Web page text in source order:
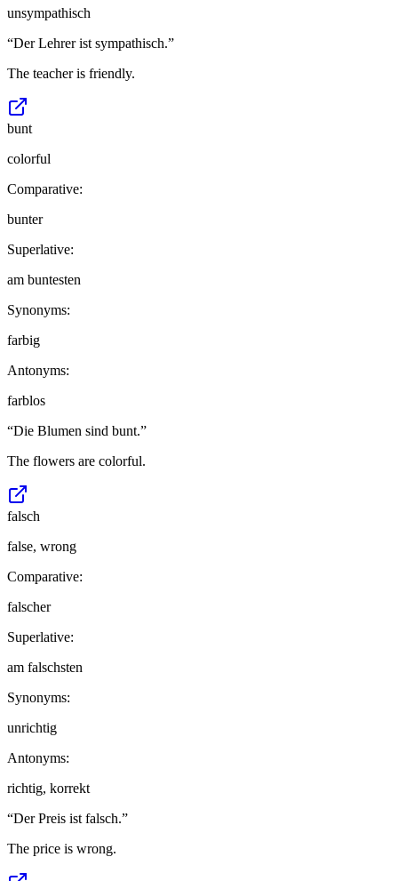
unsympathisch
“Der Lehrer ist sympathisch.”
The teacher is friendly.
bunt
colorful
Comparative:
bunter
Superlative:
am buntesten
Synonyms:
farbig
Antonyms:
farblos
“Die Blumen sind bunt.”
The flowers are colorful.
falsch
false, wrong
Comparative:
falscher
Superlative:
am falschsten
Synonyms:
unrichtig
Antonyms:
richtig, korrekt
“Der Preis ist falsch.”
The price is wrong.